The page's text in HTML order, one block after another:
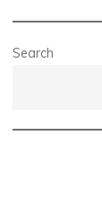
Search